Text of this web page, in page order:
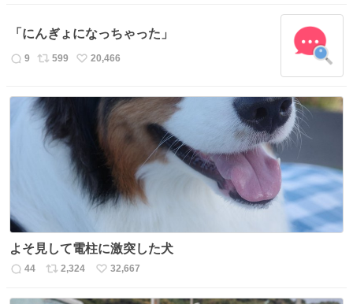
数
ス
ト
数
ね
数
「にんぎょになっちゃった」
返
数
9
リ
ス
ト
数
599
い
ね
20,466
よそ見して電柱に激突した犬
返
44
リ
2,324
い
32,667